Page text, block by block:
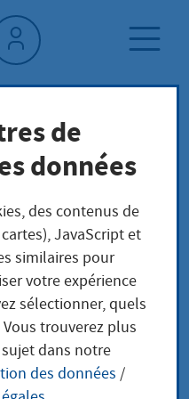
de
données
des contenus de
JavaScript et
similaires pour
votre expérience
sélectionner, quels
trouverez plus
dans notre
des données /